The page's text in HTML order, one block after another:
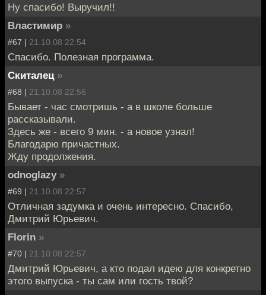
Ну спасибо! Выручил!!
Властимир »
#67 | 21.10.08 22:54
Спасибо. Полезная программа.
Скиталец »
#68 | 21.10.08 22:56
Бывает - час смотришь - а в школе больше
рассказывали.
Здесь же - всего 9 мин. - а новое узнал!
Благодарю причастных.
Жду продолжения.
odnoglazy »
#69 | 21.10.08 22:57
Отличная задумка и очень интересно. Спасибо,
Дмитрий Юрьевич.
Florin »
#70 | 21.10.08 22:57
Дмитрий Юрьевич, а кто подал идею для конкретно
этого выпуска - ты сам или гость твой?